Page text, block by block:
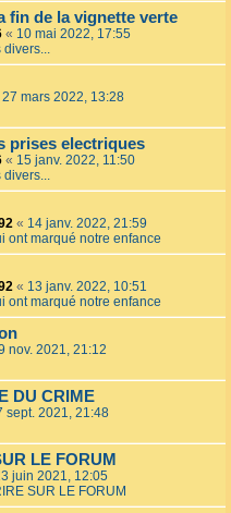
fin de la vignette verte
« 10 mai 2022, 17:55
divers...
27 mars 2022, 13:28
prises electriques
« 15 janv. 2022, 11:50
divers...
« 14 janv. 2022, 21:59
ont marqué notre enfance
« 13 janv. 2022, 10:51
ont marqué notre enfance
nov. 2021, 21:12
DU CRIME
sept. 2021, 21:48
LE FORUM
juin 2021, 12:05
SUR LE FORUM